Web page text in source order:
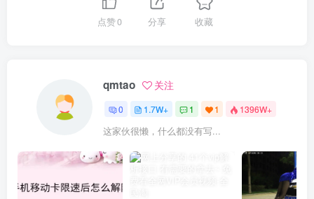
点赞0 分享 收藏
qmtao 关注
0 1.7W+ 1 1 1396W+
这家伙很懒，什么都没有写...